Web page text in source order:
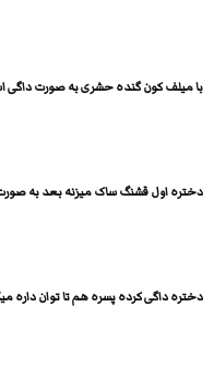
با میلف کون گنده حشری به صورت داگی
دختره اول قشنگ ساک میزنه بعد به
دختره داگی کرده پسره هم تا توان داره